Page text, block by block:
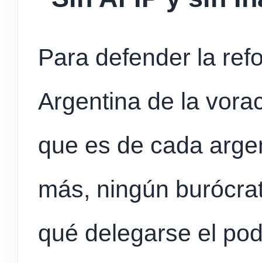
Para defender la
Argentina de la
que es de cada
más, ningún
qué delegarse el